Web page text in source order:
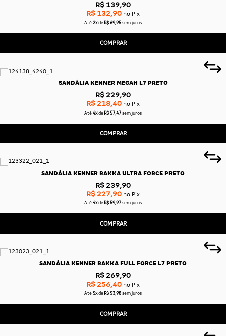
R$ 139,90
R$ 132,90 no Pix
Até 2x de R$ 69,95 sem juros
COMPRAR
SANDÁLIA KENNER MEGAH L7 PRETO
R$ 229,90
R$ 218,40 no Pix
Até 4x de R$ 57,47 sem juros
COMPRAR
SANDÁLIA KENNER RAKKA ULTRA FORCE PRETO
R$ 239,90
R$ 227,90 no Pix
Até 4x de R$ 59,97 sem juros
COMPRAR
SANDÁLIA KENNER RAKKA FULL FORCE L7 PRETO
R$ 269,90
R$ 256,40 no Pix
Até 5x de R$ 53,98 sem juros
COMPRAR